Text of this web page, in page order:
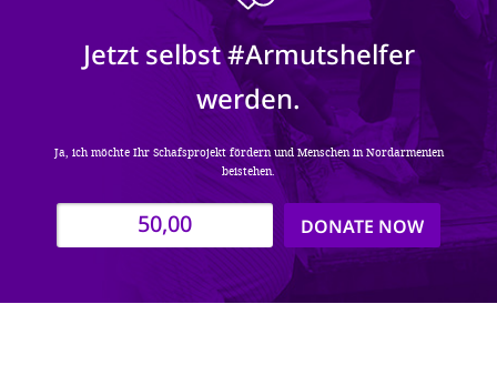
Jetzt selbst #Armutshelfer
werden.
Ja, ich möchte Ihr Schafsprojekt fördern und Menschen in Nordarmenien
beistehen.
DONATE NOW